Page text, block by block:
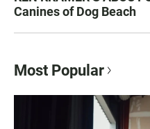
Canines of Dog Beach
Most Popular